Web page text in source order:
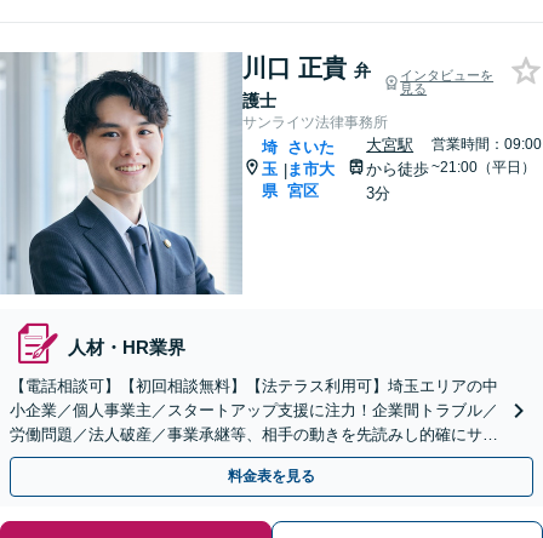
川口 正貴 弁
護士
インタビューを
見る
サンライツ法律事務所
埼
玉
県
|
さいた
ま市大
宮区
大宮駅
から徒歩
3分
営業時間：09:00
~21:00（平日）
人材・HR業界
【電話相談可】【初回相談無料】【法テラス利用可】埼玉エリアの中
小企業／個人事業主／スタートアップ支援に注力！企業間トラブル／
労働問題／法人破産／事業承継等、相手の動きを先読みし的確にサポ
ート。顧問契約料は柔軟に調整【完全個室】【大宮駅3分】
料金表を見る